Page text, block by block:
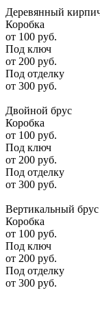
Деревянный
Коробка
от 100 руб.
Под ключ
от 200 руб.
Под отделку
от 300 руб.
Двойной брус
Коробка
от 100 руб.
Под ключ
от 200 руб.
Под отделку
от 300 руб.
Вертикальный брус
Коробка
от 100 руб.
Под ключ
от 200 руб.
Под отделку
от 300 руб.